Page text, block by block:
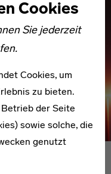
Cookies
Sie jederzeit
Cookies, um
zu bieten.
der Seite
sowie solche, die
genutzt